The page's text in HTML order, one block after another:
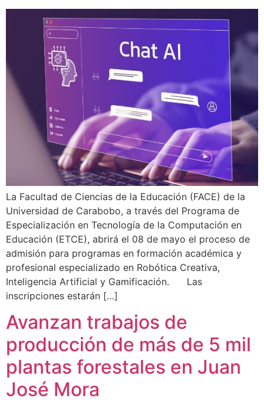
La Facultad de Ciencias de la Educación (FACE) de la
Universidad de Carabobo, a través del Programa de
Especialización en Tecnología de la Computación en
Educación (ETCE), abrirá el 08 de mayo el proceso de
admisión para programas en formación académica y
profesional especializado en Robótica Creativa,
Inteligencia Artificial y Gamificación. Las
inscripciones estarán […]
Avanzan trabajos de
producción de más de 5 mil
plantas forestales en Juan
José Mora